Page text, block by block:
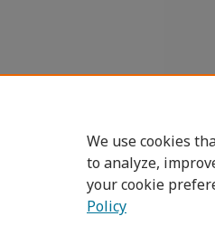
We use cookies
to analyze,
your cookie
Policy